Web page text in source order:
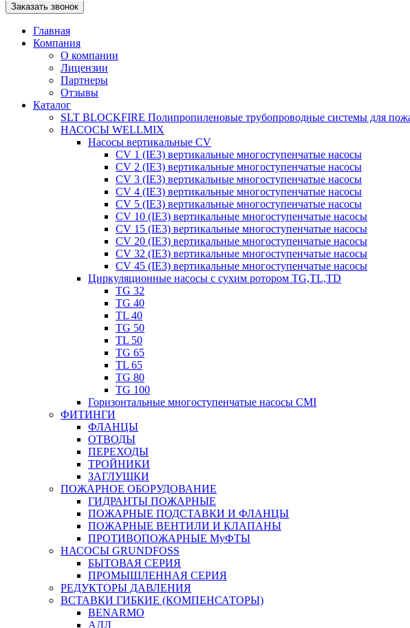
Заказать звонок
Главная
Компания
О компании
Лицензии
Партнеры
Отзывы
Каталог
SLT BLOCKFIRE Полипропиленовые трубопроводные системы для
НАСОСЫ WELLMIX
Насосы вертикальные CV
CV 1 (IE3) вертикальные многоступенчатые насосы
CV 2 (IE3) вертикальные многоступенчатые насосы
CV 3 (IE3) вертикальные многоступенчатые насосы
CV 4 (IE3) вертикальные многоступенчатые насосы
CV 5 (IE3) вертикальные многоступенчатые насосы
CV 10 (IE3) вертикальные многоступенчатые насосы
CV 15 (IE3) вертикальные многоступенчатые насосы
CV 20 (IE3) вертикальные многоступенчатые насосы
CV 32 (IE3) вертикальные многоступенчатые насосы
CV 45 (IE3) вертикальные многоступенчатые насосы
Циркуляционные насосы с сухим ротором TG,TL,TD
TG 32
TG 40
TL 40
TG 50
TL 50
TG 65
TL 65
TG 80
TG 100
Горизонтальные многоступенчатые насосы CMI
ФИТИНГИ
ФЛАНЦЫ
ОТВОДЫ
ПЕРЕХОДЫ
ТРОЙНИКИ
ЗАГЛУШКИ
ПОЖАРНОЕ ОБОРУДОВАНИЕ
ГИДРАНТЫ ПОЖАРНЫЕ
ПОЖАРНЫЕ ПОДСТАВКИ И ФЛАНЦЫ
ПОЖАРНЫЕ ВЕНТИЛИ И КЛАПАНЫ
ПРОТИВОПОЖАРНЫЕ МуФТЫ
НАСОСЫ GRUNDFOSS
БЫТОВАЯ СЕРИЯ
ПРОМЫШЛЕННАЯ СЕРИЯ
РЕДУКТОРЫ ДАВЛЕНИЯ
ВСТАВКИ ГИБКИЕ (КОМПЕНСАТОРЫ)
BENARMO
АДЛ